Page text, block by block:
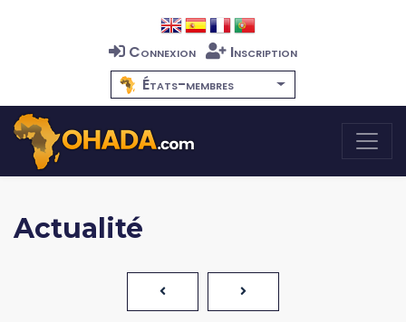
Connexion
Inscription
États-membres
Actualité